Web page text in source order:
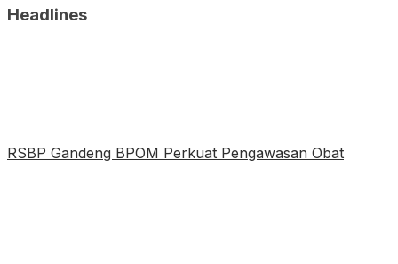
Headlines
RSBP Gandeng BPOM Perkuat Pengawasan Obat